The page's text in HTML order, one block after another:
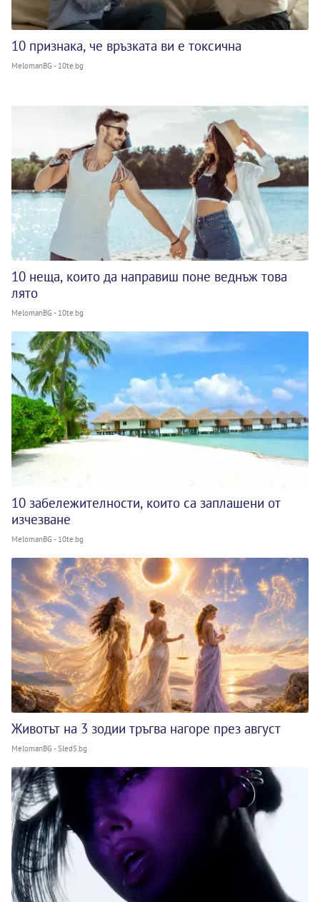
10 признака, че връзката ви е токсична
MelomanBG - 10te.bg
10 неща, които да направиш поне веднъж това
лято
MelomanBG - 10te.bg
10 забележителности, които са заплашени от
изчезване
MelomanBG - 10te.bg
Животът на 3 зодии тръгва нагоре през август
MelomanBG - Sled5.bg